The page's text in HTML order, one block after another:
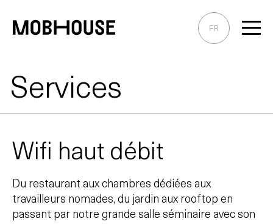
Content
FR
Services
Wifi haut débit
Du restaurant aux chambres dédiées aux
travailleurs nomades, du jardin aux rooftop en
passant par notre grande salle séminaire avec son